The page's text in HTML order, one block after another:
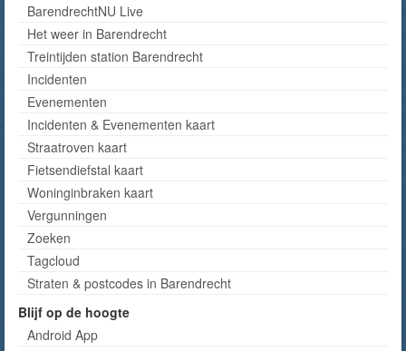
BarendrechtNU Live
Het weer in Barendrecht
Treintijden station Barendrecht
Incidenten
Evenementen
Incidenten & Evenementen kaart
Straatroven kaart
Fietsendiefstal kaart
Woninginbraken kaart
Vergunningen
Zoeken
Tagcloud
Straten & postcodes in Barendrecht
Blijf op de hoogte
Android App